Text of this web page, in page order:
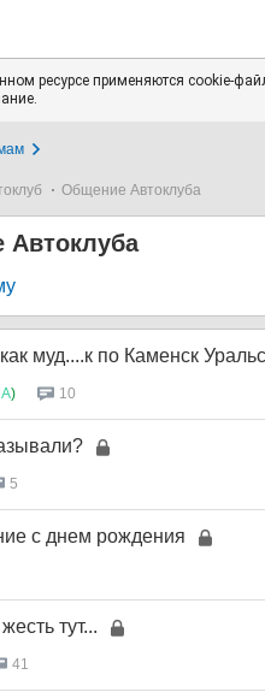
ресурсе применяются cookie-
Общение Автоклуба
муд....к по Каменск
) 10
5
с днем рождения
тут...
41